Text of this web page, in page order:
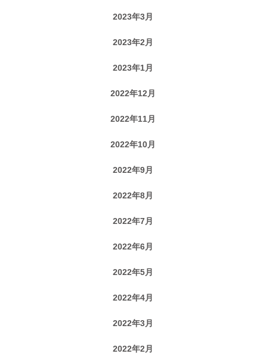
2023年3月
2023年2月
2023年1月
2022年12月
2022年11月
2022年10月
2022年9月
2022年8月
2022年7月
2022年6月
2022年5月
2022年4月
2022年3月
2022年2月